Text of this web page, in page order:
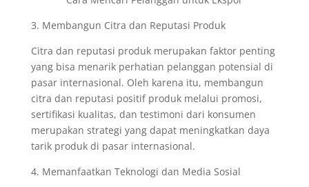
3. Membangun Citra dan Reputasi Produk
Citra dan reputasi produk merupakan faktor penting
yang bisa menarik perhatian pelanggan potensial di
pasar internasional. Oleh karena itu, membangun
citra dan reputasi positif produk melalui promosi,
sertifikasi kualitas, dan testimoni dari konsumen
merupakan strategi yang dapat meningkatkan daya
tarik produk di pasar internasional.
4. Memanfaatkan Teknologi dan Media Sosial